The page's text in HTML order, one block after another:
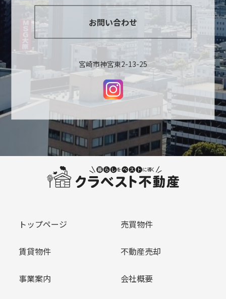
お問い合わせ
宮崎市神宮東2-13-25
トップページ 売買物件
賃貸物件 不動産売却
事業案内 会社概要